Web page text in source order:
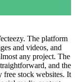
The platform
and videos, and
any project. The
and the
free stock websites. It